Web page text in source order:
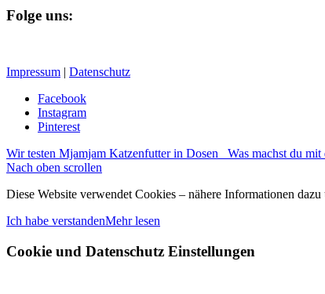
Folge uns:
Impressum | Datenschutz
Facebook
Instagram
Pinterest
Wir testen Mjamjam Katzenfutter in Dosen
Was machst du
Nach oben scrollen
Diese Website verwendet Cookies – nähere Informationen
Ich habe verstandenMehr lesen
Cookie und Datenschutz Einstellungen